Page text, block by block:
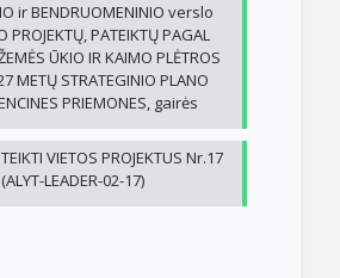
ir BENDRUOMENINIO verslo
PROJEKTŲ, PATEIKTŲ PAGAL
ŪKIO IR KAIMO PLĖTROS
METŲ STRATEGINIO PLANO
PRIEMONES, gairės
VIETOS PROJEKTUS Nr.17
(ALYT-LEADER-02-17)